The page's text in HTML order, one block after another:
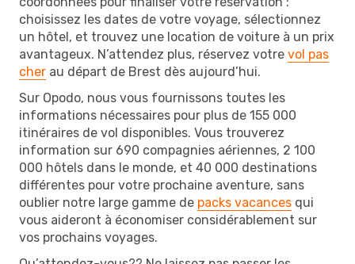
choisissez les dates de votre voyage, sélectionnez
un hôtel, et trouvez une location de voiture à un prix
avantageux. N’attendez plus, réservez votre vol pas
cher au départ de Brest dès aujourd’hui.
Sur Opodo, nous vous fournissons toutes les
informations nécessaires pour plus de 155 000
itinéraires de vol disponibles. Vous trouverez
information sur 690 compagnies aériennes, 2 100
000 hôtels dans le monde, et 40 000 destinations
différentes pour votre prochaine aventure, sans
oublier notre large gamme de packs vacances qui
vous aideront à économiser considérablement sur
vos prochains voyages.